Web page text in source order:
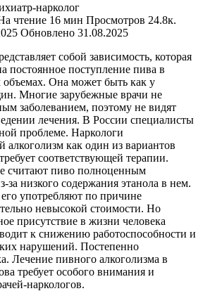
нарколог
чтение 16 мин Просмотров 24.8к.
Обновлено 31.08.2025
собой зависимость, которая
постоянное поступление пива в
Она может быть как у
Многие зарубежные врачи не
заболеванием, поэтому не видят
лечения. В России специалисты
проблеме. Наркологи
алкоголизм как один из вариантов
соответствующей терапии.
считают пиво полноценным
низкого содержания этанола в нем.
его употребляют по причине
невысокой стоимости. Но
присутствие в жизни человека
к снижению работоспособности и
нарушений. Постепенно
Лечение пивного алкоголизма в
требует особого внимания и
наркологов.